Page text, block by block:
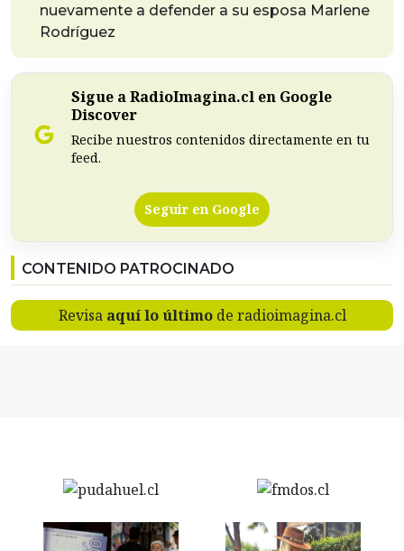
nuevamente a defender a su esposa Marlene
Rodríguez
Sigue a RadioImagina.cl en Google
Discover
Recibe nuestros contenidos directamente en tu
feed.
Seguir en Google
CONTENIDO PATROCINADO
Revisa aquí lo últimode radioimagina.cl